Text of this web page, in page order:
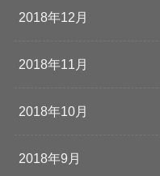
2018年12月
2018年11月
2018年10月
2018年9月